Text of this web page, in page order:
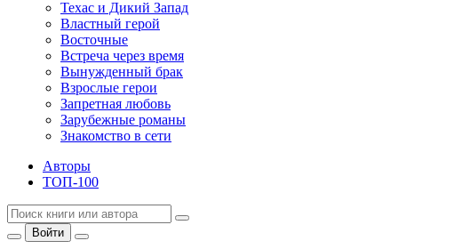
Техас и Дикий Запад
Властный герой
Восточные
Встреча через время
Вынужденный брак
Взрослые герои
Запретная любовь
Зарубежные романы
Знакомство в сети
Авторы
ТОП-100
Войти